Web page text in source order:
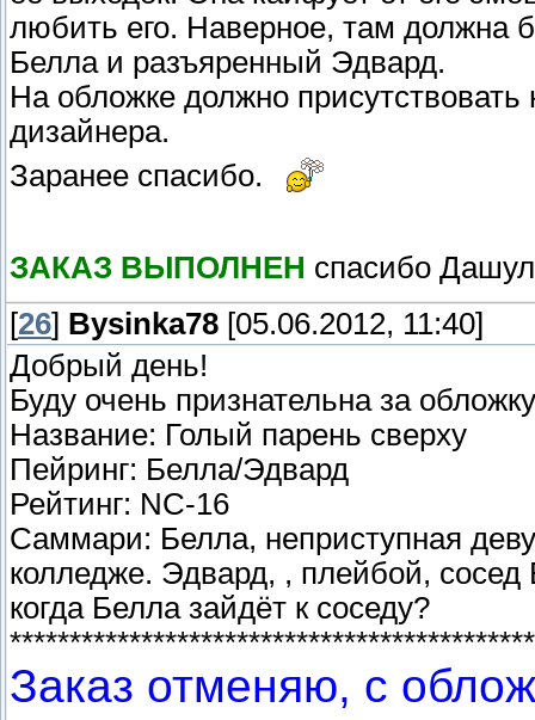
любить его. Наверное, там должна
Белла и разъяренный Эдвард.
На обложке должно
дизайнера.
Заранее спасибо.
ЗАКАЗ ВЫПОЛНЕН спасибо
[26] Bysinka78 [05.06.2012, 11:40]
Добрый день!
Буду очень признательна за
Название: Голый парень сверху
Пейринг: Белла/Эдвард
Рейтинг: NC-16
Саммари: Белла, неприступная
колледже. Эдвард, , плейбой, сосед
когда Белла зайдёт к соседу?
Заказ отменяю, с